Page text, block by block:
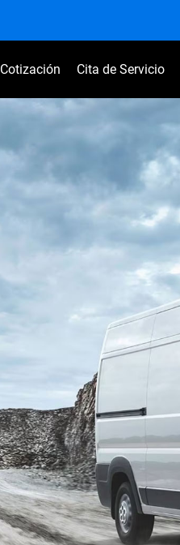
Cotización Cita de Servicio